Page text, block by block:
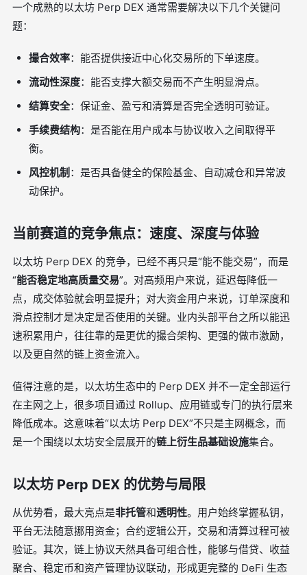
一个成熟的以太坊 Perp DEX 通常需要解决以下几个关键问
题：
撮合效率：能否提供接近中心化交易所的下单速度。
流动性深度：能否支撑大额交易而不产生明显滑点。
结算安全：保证金、盈亏和清算是否完全透明可验证。
手续费结构：是否能在用户成本与协议收入之间取得平
衡。
风控机制 ：是否具备健全的保险基金、自动减仓和异常波
动保护。
当前赛道的竞争焦点：速度、深度与体验
以太坊 Perp DEX 的竞争，已经不再只是“能不能交易”，而是
“能否稳定地高质量交易”。对高频用户来说，延迟每降低一
点，成交体验就会明显提升；对大资金用户来说，订单深度和
滑点控制才是决定是否使用的关键。业内头部平台之所以能迅
速积累用户，往往靠的是更优的撮合架构、更强的做市激励，
以及更自然的链上资金流入。
值得注意的是，以太坊生态中的 Perp DEX 并不一定全部运行
在主网之上，很多项目通过 Rollup、应用链或专门的执行层来
降低成本。这意味着“以太坊 Perp DEX”不只是主网概念，而
是一个围绕以太坊安全层展开的链上衍生品基础设施集合。
以太坊 Perp DEX 的优势与局限
从优势看，最大亮点是非托管和透明性。用户始终掌握私钥，
平台无法随意挪用资金；合约逻辑公开，交易和清算过程可被
验证。其次，链上协议天然具备可组合性，能够与借贷、收益
聚合、稳定币和资产管理协议联动，形成更完整的 DeFi 生态